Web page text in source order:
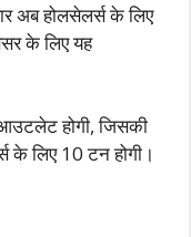
अब होलसेलर्स के लिए
के लिए यह
होगी, जिसकी
के लिए 10 टन होगी।